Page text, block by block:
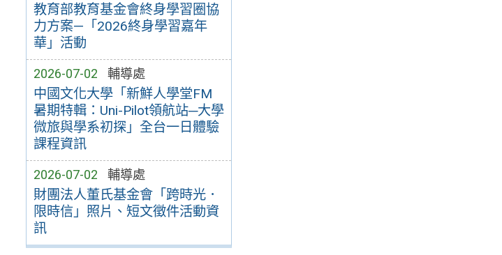
教育部教育基金會終身學習圈協
力方案—「2026終身學習嘉年
華」活動
2026-07-02 輔導處
中國文化大學「新鮮人學堂FM
暑期特輯：Uni-Pilot領航站─大學
微旅與學系初探」全台一日體驗
課程資訊
2026-07-02 輔導處
財團法人董氏基金會「跨時光．
限時信」照片、短文徵件活動資
訊